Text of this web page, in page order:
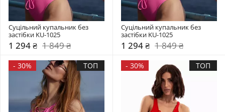
Суцільний купальник без
застібки KU-1025
1 294 ₴ 1 849 ₴
Суцільний купальник без
застібки KU-1025
1 294 ₴ 1 849 ₴
- 30% ТОП - 30% ТОП